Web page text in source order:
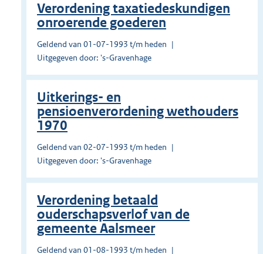
Verordening taxatiedeskundigen
onroerende goederen
Geldend van 01-07-1993 t/m heden
Uitgegeven door: 's-Gravenhage
Uitkerings- en
pensioenverordening wethouders
1970
Geldend van 02-07-1993 t/m heden
Uitgegeven door: 's-Gravenhage
Verordening betaald
ouderschapsverlof van de
gemeente Aalsmeer
Geldend van 01-08-1993 t/m heden